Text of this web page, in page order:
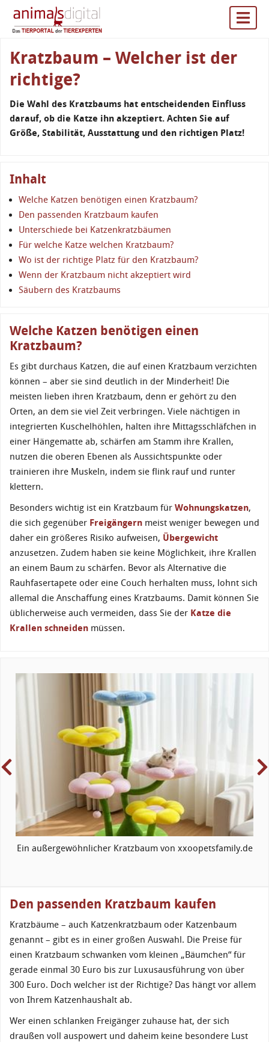
Kratzbaum – Welcher ist der
richtige?
Die Wahl des Kratzbaums hat entscheidenden Einfluss
darauf, ob die Katze ihn akzeptiert. Achten Sie auf
Größe, Stabilität, Ausstattung und den richtigen Platz!
Inhalt
Welche Katzen benötigen einen Kratzbaum?
Den passenden Kratzbaum kaufen
Unterschiede bei Katzenkratzbäumen
Für welche Katze welchen Kratzbaum?
Wo ist der richtige Platz für den Kratzbaum?
Wenn der Kratzbaum nicht akzeptiert wird
Säubern des Kratzbaums
Welche Katzen benötigen einen
Kratzbaum?
Es gibt durchaus Katzen, die auf einen Kratzbaum verzichten
können – aber sie sind deutlich in der Minderheit! Die
meisten lieben ihren Kratzbaum, denn er gehört zu den
Orten, an dem sie viel Zeit verbringen. Viele nächtigen in
integrierten Kuschelhöhlen, halten ihre Mittagsschläfchen in
einer Hängematte ab, schärfen am Stamm ihre Krallen,
nutzen die oberen Ebenen als Aussichtspunkte oder
trainieren ihre Muskeln, indem sie flink rauf und runter
klettern.
Besonders wichtig ist ein Kratzbaum für Wohnungskatzen,
die sich gegenüber Freigängern meist weniger bewegen und
daher ein größeres Risiko aufweisen, Übergewicht
anzusetzen. Zudem haben sie keine Möglichkeit, ihre Krallen
an einem Baum zu schärfen. Bevor als Alternative die
Rauhfasertapete oder eine Couch herhalten muss, lohnt sich
allemal die Anschaffung eines Kratzbaums. Damit können Sie
üblicherweise auch vermeiden, dass Sie der Katze die
Krallen schneiden müssen.
Ein außergewöhnlicher Kratzbaum von xxoopetsfamily.de
Den passenden Kratzbaum kaufen
Kratzbäume – auch Katzenkratzbaum oder Katzenbaum
genannt – gibt es in einer großen Auswahl. Die Preise für
einen Kratzbaum schwanken vom kleinen „Bäumchen“ für
gerade einmal 30 Euro bis zur Luxusausführung von über
300 Euro. Doch welcher ist der Richtige? Das hängt vor allem
von Ihrem Katzenhaushalt ab.
Wer einen schlanken Freigänger zuhause hat, der sich
draußen voll auspowert und daheim keine besondere Lust